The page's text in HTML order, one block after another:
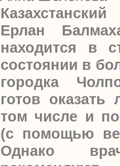
Ерлан
находится в
состоянии в
городка
готов
том числе и по
(с помощью
Однако